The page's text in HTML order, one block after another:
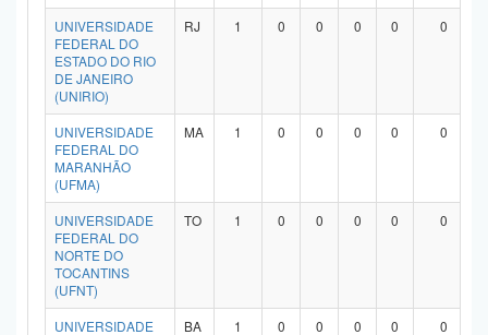
UNIVERSIDADE
FEDERAL DO
ESTADO DO RIO
DE JANEIRO
(UNIRIO)
RJ 1 0 0 0 0 0
UNIVERSIDADE
FEDERAL DO
MARANHÃO
(UFMA)
MA 1 0 0 0 0 0
UNIVERSIDADE
FEDERAL DO
NORTE DO
TOCANTINS
(UFNT)
TO 1 0 0 0 0 0
UNIVERSIDADE
BA 1 0 0 0 0 0